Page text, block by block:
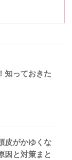
知っておきた
皮がかゆくな
因と対策まと